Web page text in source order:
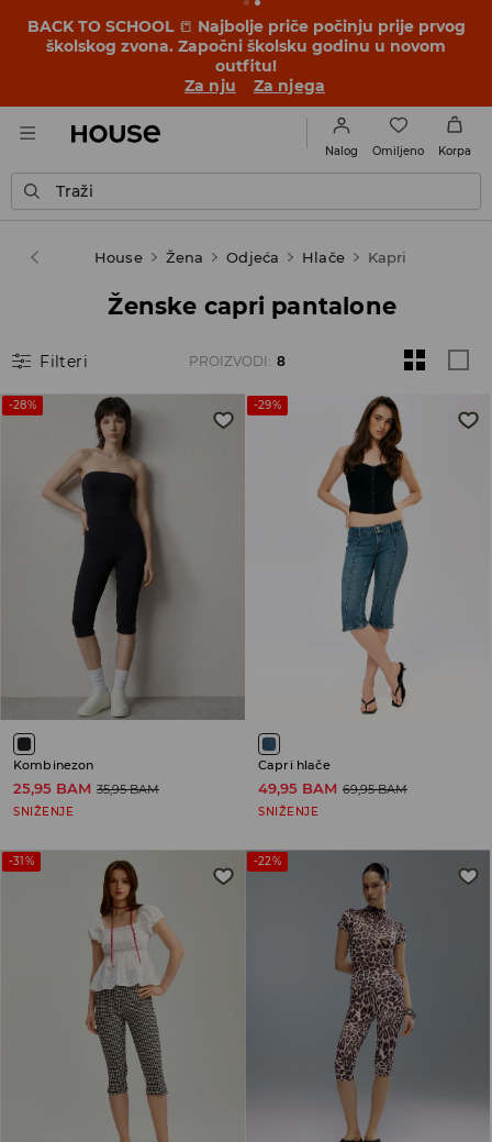
BACK TO SCHOOL 📒 Najbolje priče počinju prije prvog
školskog zvona. Započni školsku godinu u novom
outfitu!
Za nju
Za njega
Nalog Omiljeno Korpa
Traži
House Žena Odjeća Hlače Kapri
Ženske capri pantalone
Filteri PROIZVODI : 8
-28%
Kombinezon
25,95 BAM 35,95 BAM
SNIŽENJE
-29%
Capri hlače
49,95 BAM 69,95 BAM
SNIŽENJE
-31% -22%